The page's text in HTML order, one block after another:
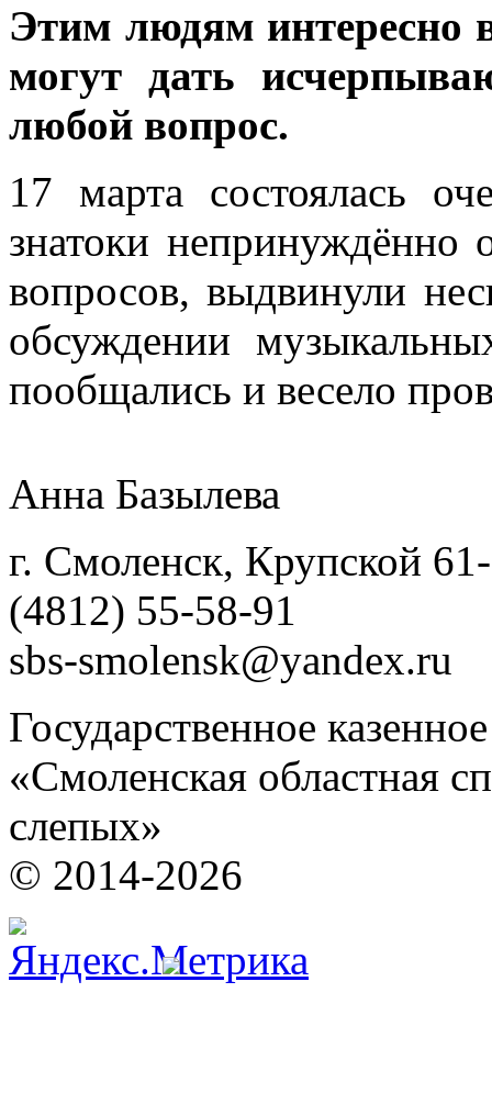
Этим людям интересно
могут дать
любой вопрос.
17 марта состоялась
знатоки непринуждённо
вопросов, выдвинули
обсуждении
пообщались и весело
Анна Базылева
г. Смоленск, Крупской
(4812) 55-58-91
sbs-smolensk@yandex.ru
Государственное
«Смоленская областная
слепых»
© 2014-2026